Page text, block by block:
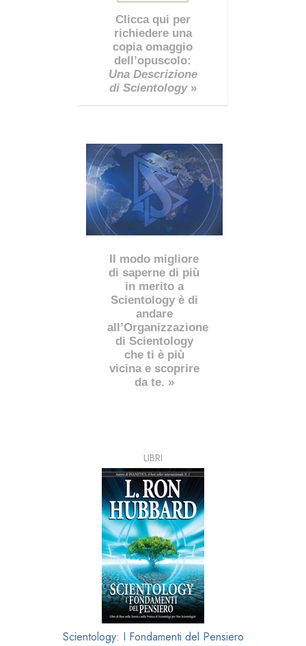
Clicca qui per
richiedere una
copia omaggio
dell’opuscolo:
Una Descrizione
di Scientology»
Il modo migliore
di saperne di più
in merito a
Scientology è di
andare
all’Organizzazione
di Scientology
che ti è più
vicina e scoprire
da te. »
LIBRI
Scientology: I Fondamenti del Pensiero